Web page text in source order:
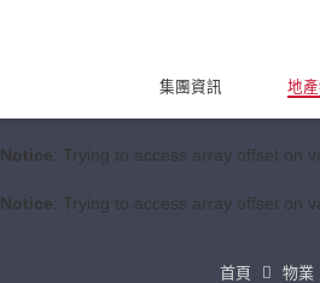
Notice: Trying to access array offset on
Notice: Trying to access array offset on
集團資訊 地
首頁 物業